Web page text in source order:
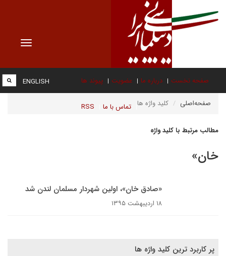
Toggle
صفحه نخست درباره ما عضویت پیوند ها
تماس با ما RSS
ENGLISH
صفحه‌اصلی کلید واژه ها
مطالب مرتبط با کلید واژه
خان»
«صادق خان»، اولین شهردار مسلمان لندن شد
۱۸ اردیبهشت ۱۳۹۵
پر کاربرد ترین کلید واژه ها